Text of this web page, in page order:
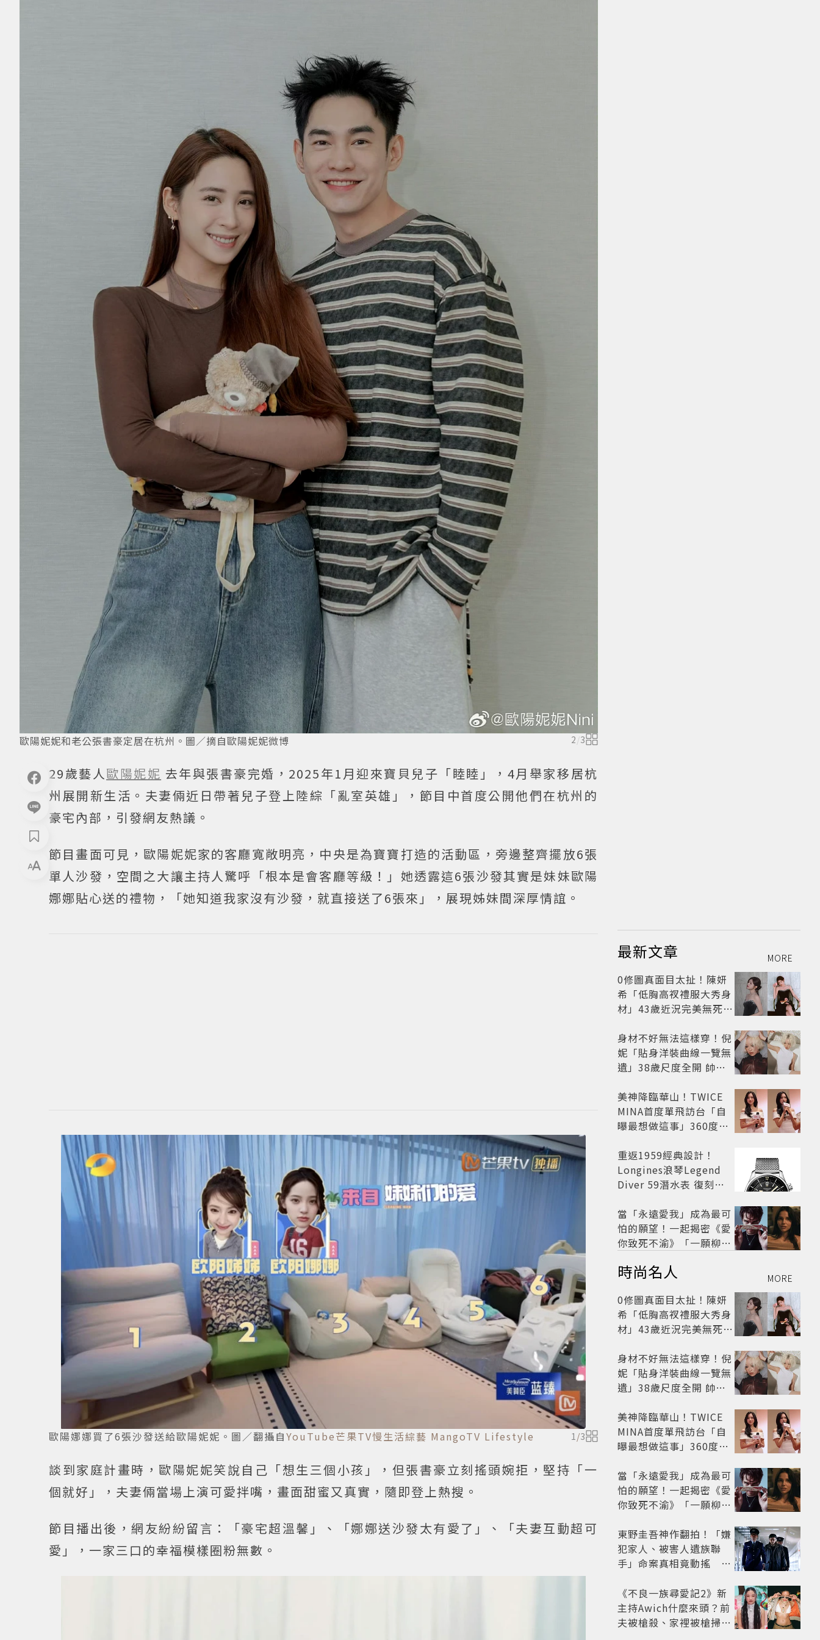
歐陽妮妮和老公張書豪定居在杭州。圖／摘自歐陽妮妮微博 2/3
29歲藝人歐陽妮妮 去年與張書豪完婚，2025年1月迎來寶貝兒子「睦睦」，4月舉家移居杭
州展開新生活。夫妻倆近日帶著兒子登上陸綜「亂室英雄」，節目中首度公開他們在杭州的
豪宅內部，引發網友熱議。
節目畫面可見，歐陽妮妮家的客廳寬敞明亮，中央是為寶寶打造的活動區，旁邊整齊擺放6張
單人沙發，空間之大讓主持人驚呼「根本是會客廳等級！」她透露這6張沙發其實是妹妹歐陽
娜娜貼心送的禮物，「她知道我家沒有沙發，就直接送了6張來」，展現姊妹間深厚情誼。
歐陽娜娜買了6張沙發送給歐陽妮妮。圖／翻攝自YouTube芒果TV慢生活綜藝 MangoTV Lifestyle 1 /3
談到家庭計畫時，歐陽妮妮笑說自己「想生三個小孩」，但張書豪立刻搖頭婉拒，堅持「一
個就好」，夫妻倆當場上演可愛拌嘴，畫面甜蜜又真實，隨即登上熱搜。
節目播出後，網友紛紛留言：「豪宅超溫馨」、「娜娜送沙發太有愛了」、「夫妻互動超可
愛」，一家三口的幸福模樣圈粉無數。
最新文章 MORE
0修圖真面目太扯！陳妍
希「低胸高衩禮服大秀身
材」43歲近況完美無死角
身材不好無法這樣穿！倪
妮「貼身洋裝曲線一覽無
遺」38歲尺度全開 帥氣
美神降臨華山！TWICE
MINA首度單飛訪台「自
曝最想做這事」360度0
開
重返1959經典設計！
Longines浪琴Legend
Diver 59潛水表 復刻懷
當「永遠愛我」成為最可
怕的願望！一起揭密《愛
你致死不渝》「一願柳」
路
時尚名人 MORE
0修圖真面目太扯！陳妍
希「低胸高衩禮服大秀身
材」43歲近況完美無死角
身材不好無法這樣穿！倪
妮「貼身洋裝曲線一覽無
遺」38歲尺度全開 帥氣
美神降臨華山！TWICE
MINA首度單飛訪台「自
曝最想做這事」360度0
開
當「永遠愛我」成為最可
怕的願望！一起揭密《愛
你致死不渝》「一願柳」
路
東野圭吾神作翻拍！「嫌
犯家人、被害人遺族聯
手」命案真相竟動搖
框架展開
《不良一族尋愛記2》新
主持Awich什麼來頭？前
夫被槍殺、家裡被槍掃射